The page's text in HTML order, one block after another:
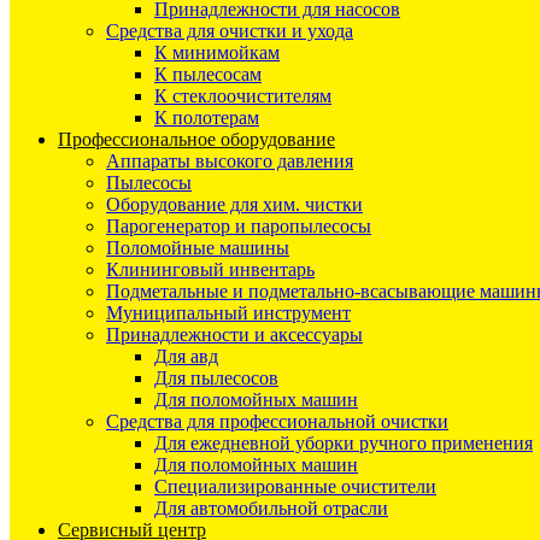
Принадлежности для насосов
Средства для очистки и ухода
К минимойкам
К пылесосам
К стеклоочистителям
К полотерам
Профессиональное оборудование
Аппараты высокого давления
Пылесосы
Оборудование для хим. чистки
Парогенератор и паропылесосы
Поломойные машины
Клининговый инвентарь
Подметальные и подметально-всасывающие
Муниципальный инструмент
Принадлежности и аксессуары
Для авд
Для пылесосов
Для поломойных машин
Средства для профессиональной очистки
Для ежедневной уборки ручного применения
Для поломойных машин
Специализированные очистители
Для автомобильной отрасли
Сервисный центр